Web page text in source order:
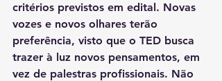
critérios previstos em edital. Novas
vozes e novos olhares terão
preferência, visto que o TED busca
trazer à luz novos pensamentos, em
vez de palestras profissionais. Não